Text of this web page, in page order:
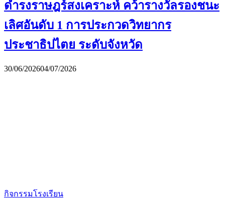
ดำรงราษฎร์สงเคราะห์ คว้ารางวัลรองชนะ
เลิศอันดับ 1 การประกวดวิทยากร
ประชาธิปไตย ระดับจังหวัด
30/06/202604/07/2026
กิจกรรมโรงเรียน